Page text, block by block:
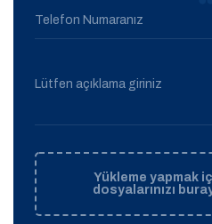
Telefon Numaranız
Lütfen açıklama giriniz
Yükleme yapmak
dosyalarınızı